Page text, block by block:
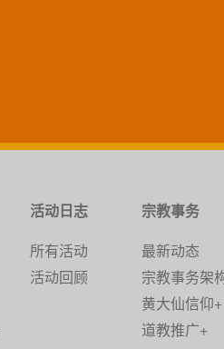
活动日志
所有活动
活动回顾
宗教事务
最新动态
宗教事务架
黄大仙信仰+
道教推广+